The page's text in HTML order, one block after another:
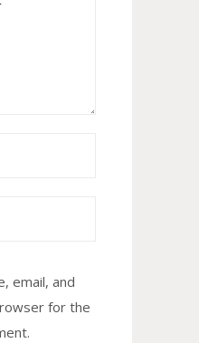
email, and
for the